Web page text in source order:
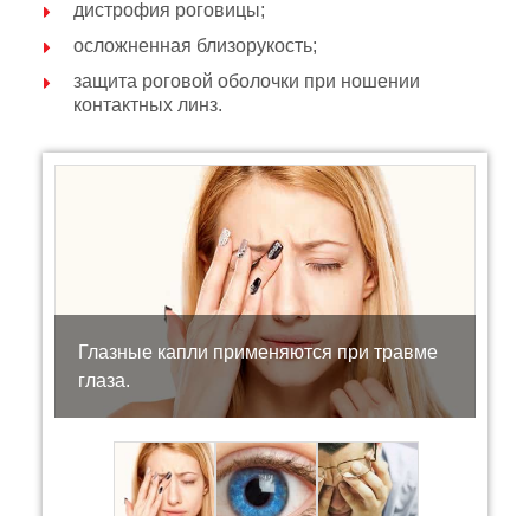
дистрофия роговицы;
осложненная близорукость;
защита роговой оболочки при ношении
контактных линз.
Глазные капли применяются при травме
глаза.